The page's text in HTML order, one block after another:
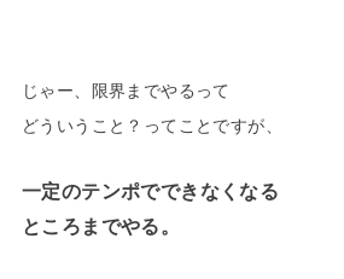
じゃー、限界までやるって
どういうこと？ってことですが、
一定のテンポでできなくなる
ところまでやる。